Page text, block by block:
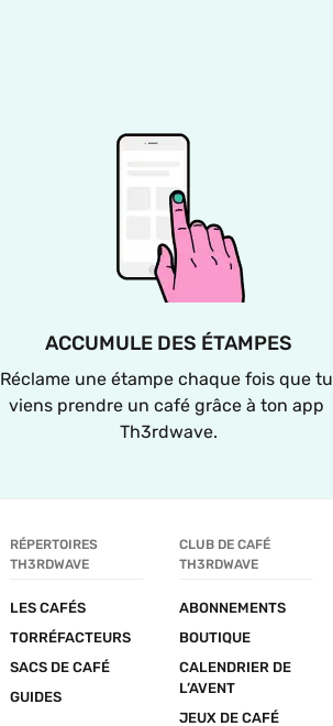
ACCUMULE DES ÉTAMPES
Réclame une étampe chaque fois que tu
viens prendre un café grâce à ton app
Th3rdwave.
RÉPERTOIRES
TH3RDWAVE
LES CAFÉS
TORRÉFACTEURS
SACS DE CAFÉ
GUIDES
CLUB DE CAFÉ
TH3RDWAVE
ABONNEMENTS
BOUTIQUE
CALENDRIER DE
L’AVENT
JEUX DE CAFÉ